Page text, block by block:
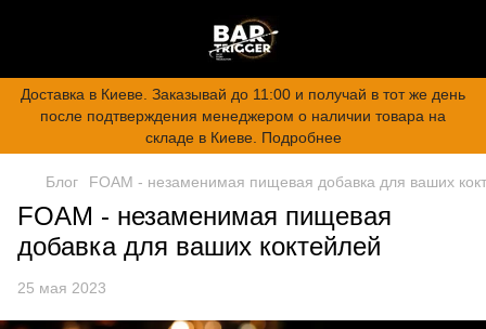
Доставка в Киеве. Заказывай до 11:00 и получай в тот же день
после подтверждения менеджером о наличии товара на
складе в Киеве. Подробнее
Блог FOAM - незаменимая пищевая добавка для ваших
FOAM - незаменимая пищевая
добавка для ваших коктейлей
25 мая 2023